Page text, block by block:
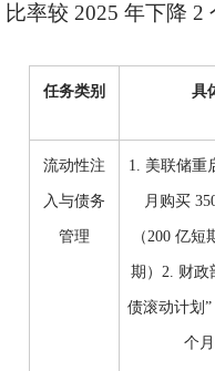
比率较 2025 年下降 2
任务类别 具
流动性注
入与债务
管理
1. 美联储重
月购买
（200 亿短
期）2. 财政
债滚动计划
个